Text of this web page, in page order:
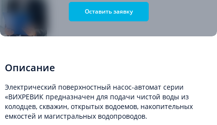
Оставить заявку
Описание
Электрический поверхностный насос-автомат серии
«ВИХРЕВИК предназначен для подачи чистой воды из
колодцев, скважин, открытых водоемов, накопительных
емкостей и магистральных водопроводов.